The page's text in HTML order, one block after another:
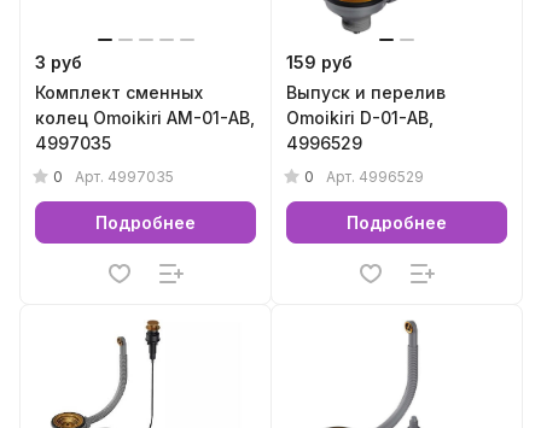
3 руб
Комплект сменных
колец Omoikiri AM-01-AB,
4997035
0 Арт. 4997035
Подробнее
159 руб
Выпуск и перелив
Omoikiri D-01-AB,
4996529
0 Арт. 4996529
Подробнее